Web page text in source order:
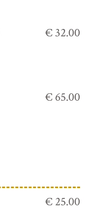
€ 32.00
€ 65.00
€ 25.00